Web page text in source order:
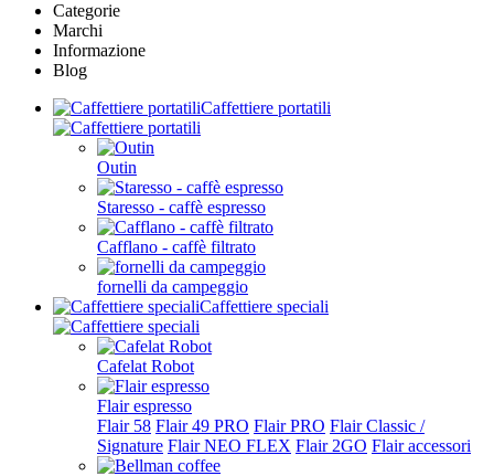
Categorie
Marchi
Informazione
Blog
Caffettiere portatili
Outin
Staresso - caffè espresso
Cafflano - caffè filtrato
fornelli da campeggio
Caffettiere speciali
Cafelat Robot
Flair espresso
Flair 58 Flair 49 PRO Flair PRO Flair Classic /
Signature Flair NEO FLEX Flair 2GO Flair accessori